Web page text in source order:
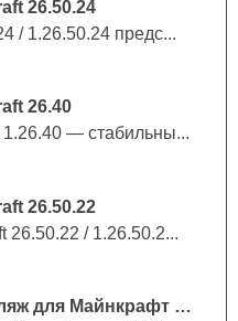
26.50.24
/ 1.26.50.24 предс...
26.40
1.26.40 — стабильны...
26.50.22
26.50.22 / 1.26.50.2...
Мод на Камуфляж для Майнкрафт ПЕ
на нежить и любых